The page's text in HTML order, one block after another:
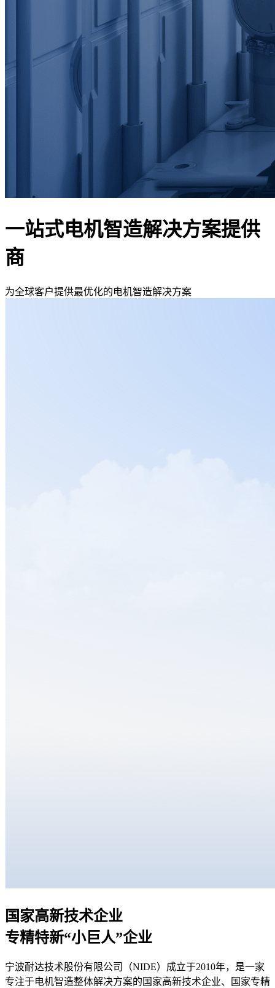
一站式电机智造解决方案提供
商
为全球客户提供最优化的电机智造解决方案
国家高新技术企业
专精特新“小巨人”企业
宁波耐达技术股份有限公司（NIDE）成立于2010年，是一家
专注于电机智造整体解决方案的国家高新技术企业、国家专精